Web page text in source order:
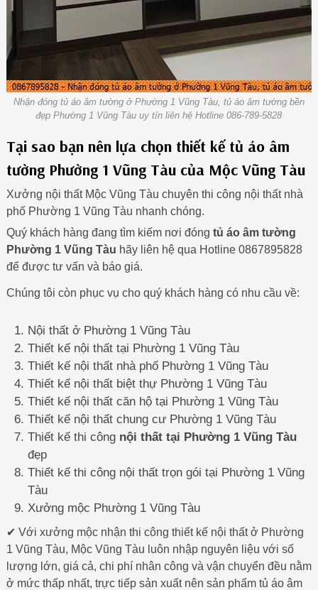
Nhận đóng tủ áo âm tường ở Phường 1 Vũng Tàu, tủ áo âm tường bền
đẹp Phường 1 Vũng Tàu uy tín liên hệ Hotline 086-789-5828
Tại sao bạn nên lựa chọn thiết kế tủ áo âm
tường Phường 1 Vũng Tàu của Mộc Vũng Tàu
Xưởng nội thất Mộc Vũng Tàu chuyên thi công nội thất nhà
phố Phường 1 Vũng Tàu nhanh chóng.
Quý khách hàng đang tìm kiếm nơi đóng tủ áo âm tường
Phường 1 Vũng Tàu hãy liên hệ qua Hotline 0867895828
để được tư vấn và báo giá.
Chúng tôi còn phục vụ cho quý khách hàng có nhu cầu về:
Nội thất ở Phường 1 Vũng Tàu
Thiết kế nội thất tại Phường 1 Vũng Tàu
Thiết kế nội thất nhà phố Phường 1 Vũng Tàu
Thiết kế nội thất biệt thự Phường 1 Vũng Tàu
Thiết kế nội thất căn hộ tại Phường 1 Vũng Tàu
Thiết kế nội thất chung cư Phường 1 Vũng Tàu
Thiết kế thi công nội thất tại Phường 1 Vũng Tàu
đẹp
Thiết kế thi công nội thất trọn gói tại Phường 1 Vũng
Tàu
Xưởng mộc Phường 1 Vũng Tàu
✔ Với xưởng mộc nhận thi công thiết kế nội thất ở Phường
1 Vũng Tàu, Mộc Vũng Tàu luôn nhập nguyên liệu với số
lượng lớn, giá cả, chi phí nhân công và vận chuyển đều nằm
ở mức thấp nhất, trực tiếp sản xuất nên sản phẩm tủ áo âm